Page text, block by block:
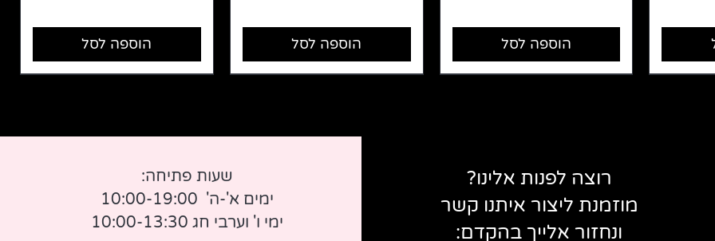
הוספה לסל הוספה לסל הוספה לסל
שעות פתיחה:
ימים א'-ה' 10:00-19:00
ימי ו' וערבי חג 10:00-13:30
רוצה לפנות אלינו?
מוזמנת ליצור איתנו קשר
ונחזור אלייך בהקדם: